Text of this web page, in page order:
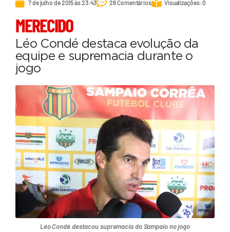
7 de julho de 2015 às 23:43 26 Comentários Visualizações: 0
MERECIDO
Léo Condé destaca evolução da
equipe e supremacia durante o
jogo
Léo Condé destacou supremacia do Sampaio no jogo